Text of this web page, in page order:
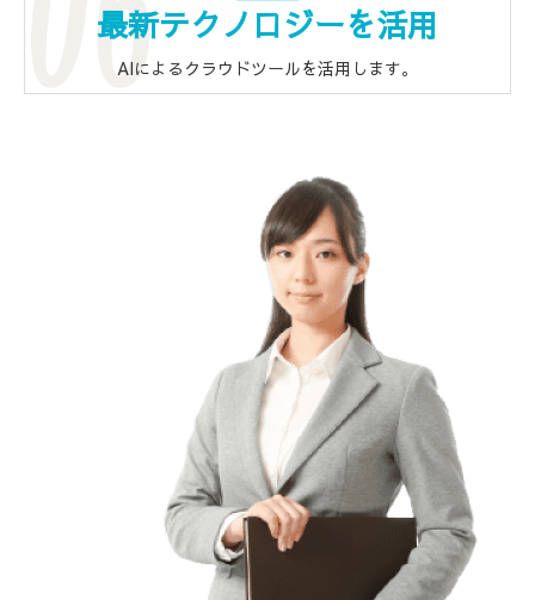
最新テクノロジーを活用
AIによるクラウドツールを活用します。